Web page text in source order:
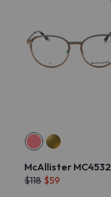
McAllister MC4532
$118 $59